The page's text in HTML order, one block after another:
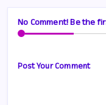
No Comment! Be the
Post Your Comment